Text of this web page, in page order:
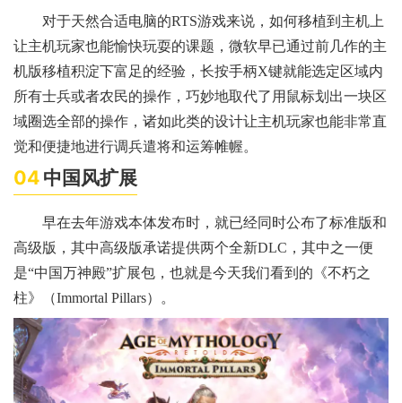
对于天然合适电脑的RTS游戏来说，如何移植到主机上
让主机玩家也能愉快玩耍的课题，微软早已通过前几作的主
机版移植积淀下富足的经验，长按手柄X键就能选定区域内
所有士兵或者农民的操作，巧妙地取代了用鼠标划出一块区
域圈选全部的操作，诸如此类的设计让主机玩家也能非常直
觉和便捷地进行调兵遣将和运筹帷幄。
04中国风扩展
早在去年游戏本体发布时，就已经同时公布了标准版和
高级版，其中高级版承诺提供两个全新DLC，其中之一便
是“中国万神殿”扩展包，也就是今天我们看到的《不朽之
柱》（Immortal Pillars）。